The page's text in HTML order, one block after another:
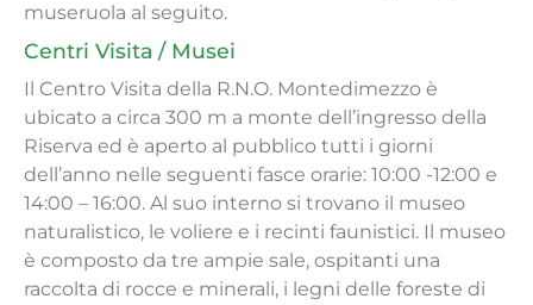
museruola al seguito.
Centri Visita / Musei
Il Centro Visita della R.N.O. Montedimezzo è
ubicato a circa 300 m a monte dell’ingresso della
Riserva ed è aperto al pubblico tutti i giorni
dell’anno nelle seguenti fasce orarie: 10:00 -12:00 e
14:00 – 16:00. Al suo interno si trovano il museo
naturalistico, le voliere e i recinti faunistici. Il museo
è composto da tre ampie sale, ospitanti una
raccolta di rocce e minerali, i legni delle foreste di